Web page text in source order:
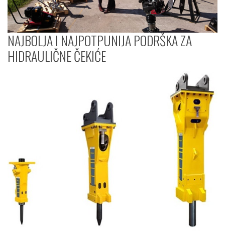
NAJBOLJA I NAJPOTPUNIJA PODRŠKA ZA
HIDRAULIČNE ČEKIĆE